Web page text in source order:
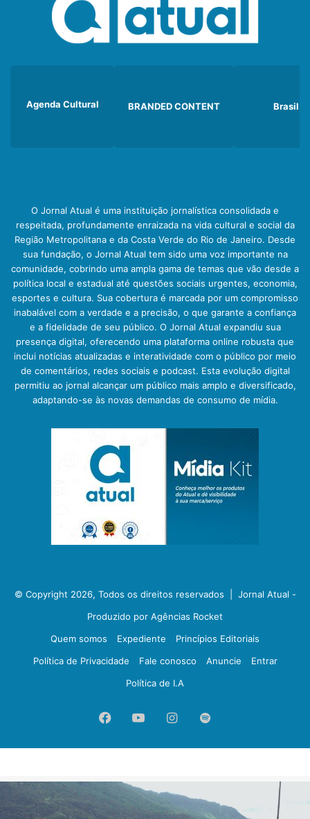
Agenda Cultural BRANDED CONTENT Brasil
O Jornal Atual é uma instituição jornalística consolidada e
respeitada, profundamente enraizada na vida cultural e social da
Região Metropolitana e da Costa Verde do Rio de Janeiro. Desde
sua fundação, o Jornal Atual tem sido uma voz importante na
comunidade, cobrindo uma ampla gama de temas que vão desde a
política local e estadual até questões sociais urgentes, economia,
esportes e cultura. Sua cobertura é marcada por um compromisso
inabalável com a verdade e a precisão, o que garante a confiança
e a fidelidade de seu público. O Jornal Atual expandiu sua
presença digital, oferecendo uma plataforma online robusta que
inclui notícias atualizadas e interatividade com o público por meio
de comentários, redes sociais e podcast. Esta evolução digital
permitiu ao jornal alcançar um público mais amplo e diversificado,
adaptando-se às novas demandas de consumo de mídia.
© Copyright 2026, Todos os direitos reservados | Jornal Atual -
Produzido por Agências Rocket
Quem somos
Expediente
Princípios Editoriais
Política de Privacidade
Fale conosco Anuncie
Entrar
Política de I.A
FacebookYouTubeInstagram
Spotify